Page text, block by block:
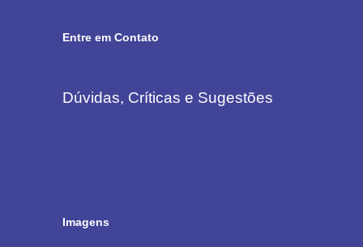
Entre em Contato
Dúvidas, Críticas e Sugestões
Imagens